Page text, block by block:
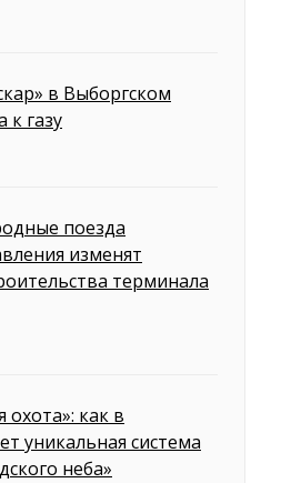
в Выборгском
к газу
поезда
изменят
терминала
охота»: как в
уникальная система
неба»